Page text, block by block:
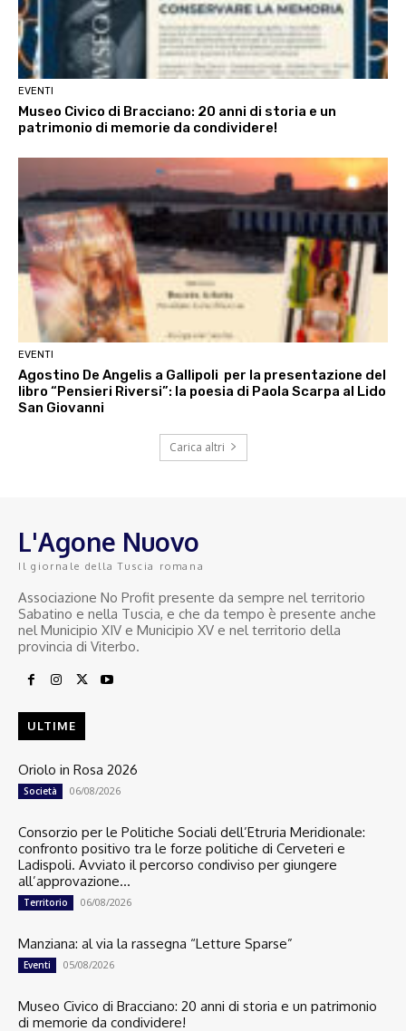
EVENTI
Museo Civico di Bracciano: 20 anni di storia e un
patrimonio di memorie da condividere!
EVENTI
Agostino De Angelis a Gallipoli per la presentazione del
libro “Pensieri Riversi”: la poesia di Paola Scarpa al Lido
San Giovanni
Carica altri
L'Agone Nuovo
Il giornale della Tuscia romana
Associazione No Profit presente da sempre nel territorio
Sabatino e nella Tuscia, e che da tempo è presente anche
nel Municipio XIV e Municipio XV e nel territorio della
provincia di Viterbo.
ULTIME
Oriolo in Rosa 2026
Società 06/08/2026
Consorzio per le Politiche Sociali dell’Etruria Meridionale:
confronto positivo tra le forze politiche di Cerveteri e
Ladispoli. Avviato il percorso condiviso per giungere
all’approvazione...
Territorio 06/08/2026
Manziana: al via la rassegna “Letture Sparse”
Eventi 05/08/2026
Museo Civico di Bracciano: 20 anni di storia e un patrimonio
di memorie da condividere!